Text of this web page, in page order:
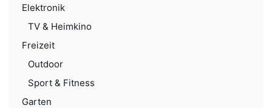
Elektronik
TV & Heimkino
Freizeit
Outdoor
Sport & Fitness
Garten